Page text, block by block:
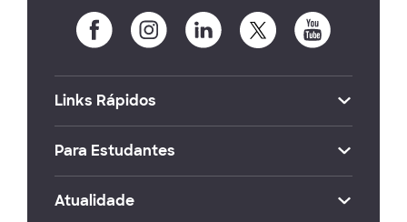
Links Rápidos
Para Estudantes
Atualidade